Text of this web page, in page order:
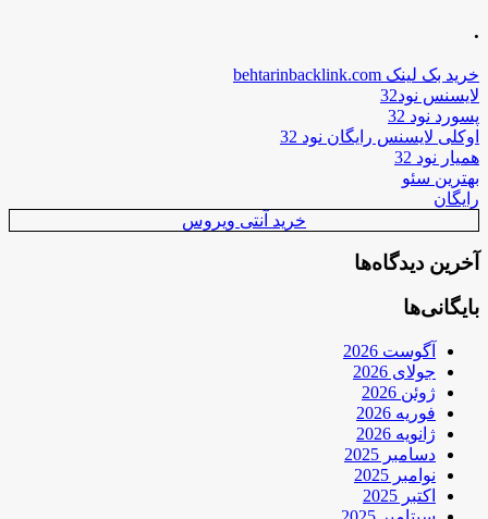
.
خرید بک لینک behtarinbacklink.com
لایسنس نود32
پسورد نود 32
اوکلی لایسنس رایگان نود 32
همیار نود 32
بهترین سئو
رایگان
خرید آنتی ویروس
آخرین دیدگاه‌ها
بایگانی‌ها
آگوست 2026
جولای 2026
ژوئن 2026
فوریه 2026
ژانویه 2026
دسامبر 2025
نوامبر 2025
اکتبر 2025